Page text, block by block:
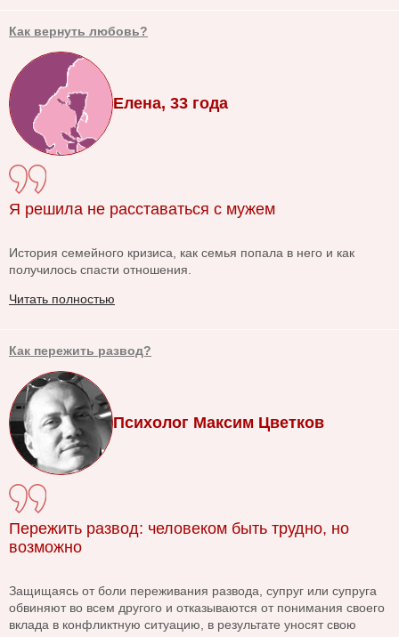
Как вернуть любовь?
Елена, 33 года
Я решила не расставаться с мужем
История семейного кризиса, как семья попала в него и как
получилось спасти отношения.
Читать полностью
Как пережить развод?
Психолог Максим Цветков
Пережить развод: человеком быть трудно, но
возможно
Защищаясь от боли переживания развода, супруг или супруга
обвиняют во всем другого и отказываются от понимания своего
вклада в конфликтную ситуацию, в результате уносят свою